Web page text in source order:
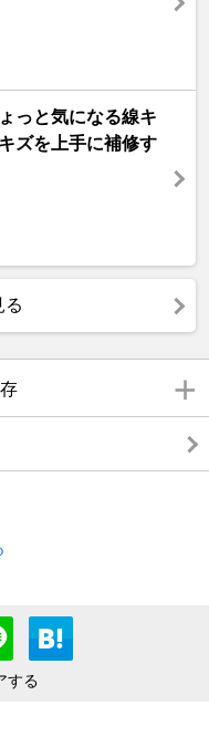
っと気になる線キ
ズを上手に補修す
る
する